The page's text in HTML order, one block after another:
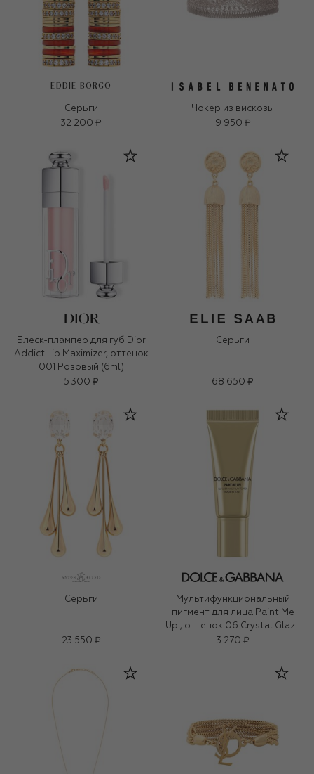
EDDIE BORGO
Серьги
32 200 ₽
Чокер из вискозы
9 950 ₽
Блеск-плампер для губ Dior
Addict Lip Maximizer, оттенок
001 Розовый (6ml)
5 300 ₽
Серьги
68 650 ₽
Серьги
23 550 ₽
Мультифункциональный
пигмент для лица Paint Me
Up!, оттенок 06 Crystal Glaze
(5ml)
3 270 ₽